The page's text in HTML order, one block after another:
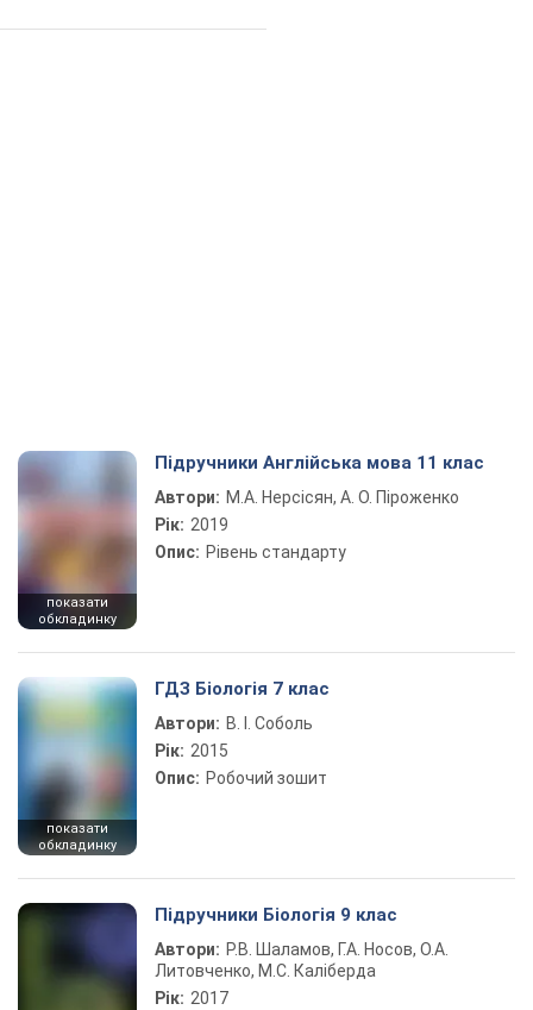
показати
обкладинку
Підручники Англійська мова 11 клас
Автори: М.А. Нерсісян, А. О. Піроженко
Рік: 2019
Опис: Рівень стандарту
показати
обкладинку
ГДЗ Біологія 7 клас
Автори: В. І. Соболь
Рік: 2015
Опис: Робочий зошит
Підручники Біологія 9 клас
Автори: Р.В. Шаламов, Г.А. Носов, О.А.
Литовченко, М.С. Каліберда
Рік: 2017